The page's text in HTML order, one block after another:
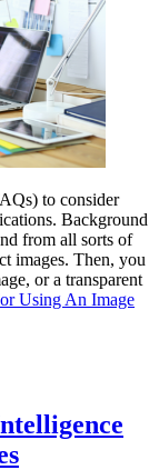
to consider
Background
from all sorts of
images. Then, you
or a transparent
Using An Image